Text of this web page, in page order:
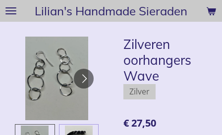
Ga
direct
hoofdinhoud
Lilian's Handmade Sieraden
Zilveren
oorhangers
Wave
Zilver
€ 27,50